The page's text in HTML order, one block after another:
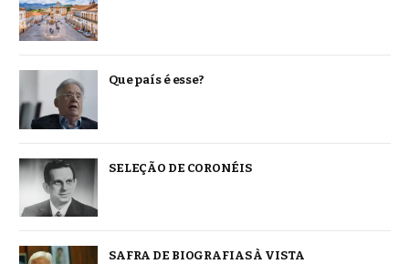
Que país é esse?
SELEÇÃO DE CORONÉIS
SAFRA DE BIOGRAFIAS À VISTA